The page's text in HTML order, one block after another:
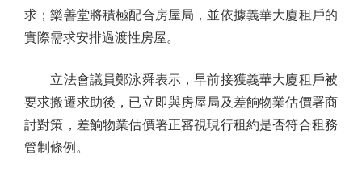
求；樂善堂將積極配合房屋局，並依據義華大廈租戶的
實際需求安排過渡性房屋。
立法會議員鄭泳舜表示，早前接獲義華大廈租戶被
要求搬遷求助後，已立即與房屋局及差餉物業估價署商
討對策，差餉物業估價署正審視現行租約是否符合租務
管制條例。